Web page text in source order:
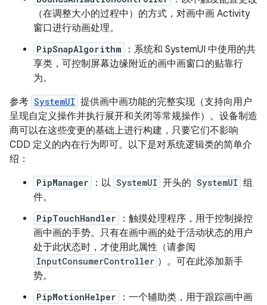
（在调整大小的过程中）的方式，对画中画 Activity
窗口进行动画处理。
PipSnapAlgorithm
：系统和 SystemUI 中使用的共
享类，可控制屏幕边缘附近的画中画窗口的贴靠行
为。
参考 SystemUI 提供画中画功能的完整实现（支持向用户
呈现自定义操作并执行展开和关闭等常规操作）。设备制造
商可以在这些变更的基础上进行构建，只要它们不影响
CDD 定义的内在行为即可。以下是对系统逻辑类的简单介
绍：
PipManager ：以 SystemUI 开头的 SystemUI 组
件。
PipTouchHandler
：触摸处理程序，用于控制操控
画中画的手势。只有在画中画的处于活动状态的用户
处于此状态时，才使用此属性（请参阅
InputConsumerController ）。可在此添加新手
势。
PipMotionHelper
：一个辅助类，用于跟踪画中画